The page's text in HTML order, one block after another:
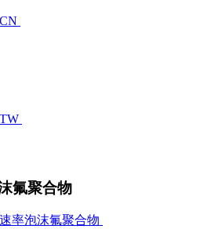
氟聚合物
率泡沫氟聚合物